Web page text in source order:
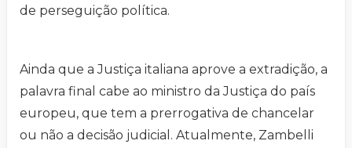
de perseguição política.
Ainda que a Justiça italiana aprove a extradição, a
palavra final cabe ao ministro da Justiça do país
europeu, que tem a prerrogativa de chancelar
ou não a decisão judicial. Atualmente, Zambelli